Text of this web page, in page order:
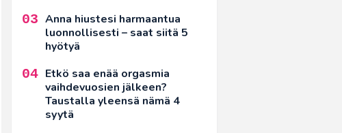
Anna hiustesi harmaantua
luonnollisesti – saat siitä 5
hyötyä
Etkö saa enää orgasmia
vaihdevuosien jälkeen?
Taustalla yleensä nämä 4
syytä